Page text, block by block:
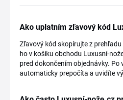
Ako uplatním zľavový kód
Zľavový kód skopírujte z
ho v košíku obchodu Luxusní-
pred dokončením objednávky. Po
automaticky prepočíta a uvidíte